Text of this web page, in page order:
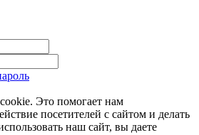
Это помогает нам
посетителей с сайтом и делать
наш сайт, вы даете